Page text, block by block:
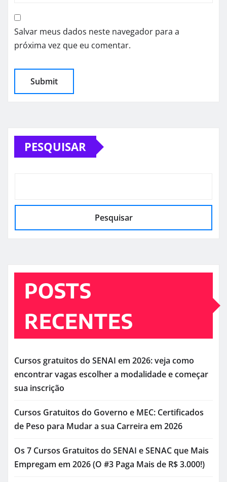
Salvar meus dados neste navegador para a
próxima vez que eu comentar.
PESQUISAR
Pesquisar
POSTS
RECENTES
Cursos gratuitos do SENAI em 2026: veja como
encontrar vagas escolher a modalidade e começar
sua inscrição
Cursos Gratuitos do Governo e MEC: Certificados
de Peso para Mudar a sua Carreira em 2026
Os 7 Cursos Gratuitos do SENAI e SENAC que Mais
Empregam em 2026 (O #3 Paga Mais de R$ 3.000!)